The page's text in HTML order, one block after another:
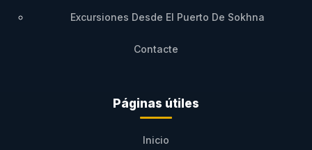
Excursiones Desde El Puerto De Sokhna
Contacte
Páginas útiles
Inicio